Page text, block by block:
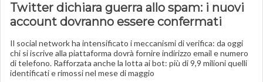
Twitter dichiara guerra allo spam: i nuovi
account dovranno essere confermati
Il social network ha intensificato i meccanismi di verifica: da oggi
chi si iscrive alla piattaforma dovrà fornire indirizzo email e numero
di telefono. Rafforzata anche la lotta ai bot: più di 9,9 milioni quelli
identificati e rimossi nel mese di maggio